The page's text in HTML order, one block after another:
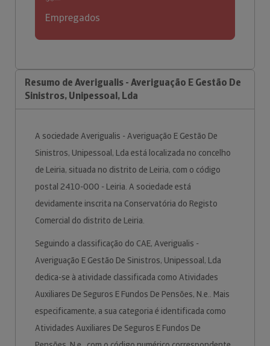
Empregados
Resumo de Averigualis - Averiguação E Gestão De
Sinistros, Unipessoal, Lda
A sociedade Averigualis - Averiguação E Gestão De
Sinistros, Unipessoal, Lda está localizada no concelho
de Leiria, situada no distrito de Leiria, com o código
postal 2410-000 - Leiria. A sociedade está
devidamente inscrita na Conservatória do Registo
Comercial do distrito de Leiria.
Seguindo a classificação do CAE, Averigualis -
Averiguação E Gestão De Sinistros, Unipessoal, Lda
dedica-se à atividade classificada como Atividades
Auxiliares De Seguros E Fundos De Pensões, N.e.. Mais
especificamente, a sua categoria é identificada como
Atividades Auxiliares De Seguros E Fundos De